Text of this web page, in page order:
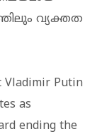
വ്യക്തത
Vladimir Putin
as
ending the